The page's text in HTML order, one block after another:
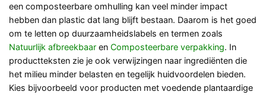
een composteerbare omhulling kan veel minder impact
hebben dan plastic dat lang blijft bestaan. Daarom is het goed
om te letten op duurzaamheidslabels en termen zoals
Natuurlijk afbreekbaar en Composteerbare verpakking. In
productteksten zie je ook verwijzingen naar ingrediënten die
het milieu minder belasten en tegelijk huidvoordelen bieden.
Kies bijvoorbeeld voor producten met voedende plantaardige